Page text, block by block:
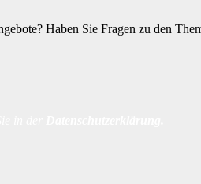
Haben Sie Fragen zu den